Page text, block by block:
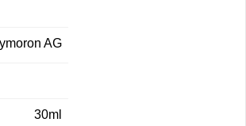
AG
30ml